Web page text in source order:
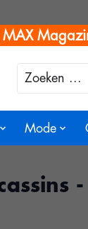
Zoeken
Mode